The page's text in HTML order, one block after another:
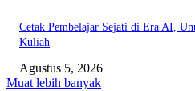
Cetak Pembelajar Sejati di Era AI,
Kuliah
Agustus 5, 2026
Muat lebih banyak